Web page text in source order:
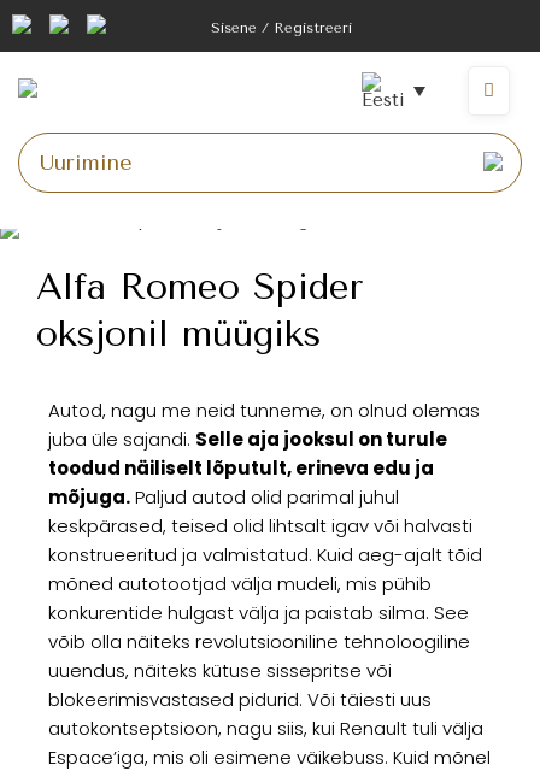
Sisene / Registreeri
Alfa Romeo Spider
oksjonil müügiks
Autod, nagu me neid tunneme, on olnud olemas
juba üle sajandi. Selle aja jooksul on turule
toodud näiliselt lõputult, erineva edu ja
mõjuga.Paljud autod olid parimal juhul
keskpärased, teised olid lihtsalt igav või halvasti
konstrueeritud ja valmistatud. Kuid aeg-ajalt tõid
mõned autotootjad välja mudeli, mis pühib
konkurentide hulgast välja ja paistab silma. See
võib olla näiteks revolutsiooniline tehnoloogiline
uuendus, näiteks kütuse sissepritse või
blokeerimisvastased pidurid. Või täiesti uus
autokontseptsioon, nagu siis, kui Renault tuli välja
Espace’iga, mis oli esimene väikebuss. Kuid mõnel